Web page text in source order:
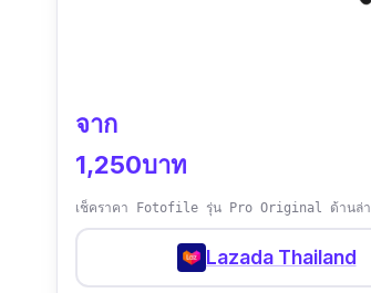
จาก
1,250บาท
เช็คราคา Fotofile รุ่น Pro Original ด้านล่
Lazada Thailand